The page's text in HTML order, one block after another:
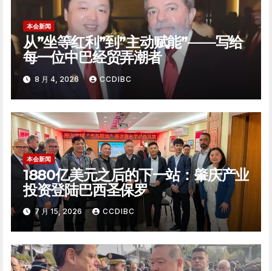
本会新闻
从”坐等红利”到”主动赋能”——写给
每一位中巴经贸弄潮者
8 月 4, 2026 CCDIBC
本会新闻
1880亿美元之后的下一站：肇庆产业
投资登陆巴西圣保罗
7 月 15, 2026 CCDIBC